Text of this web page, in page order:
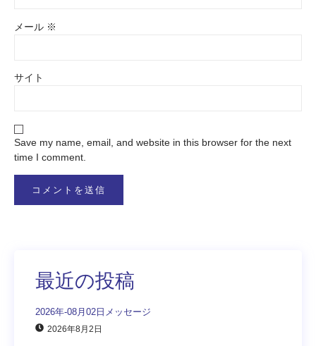
メール ※
サイト
Save my name, email, and website in this browser for the next
time I comment.
最近の投稿
2026年-08月02日メッセージ
2026年8月2日